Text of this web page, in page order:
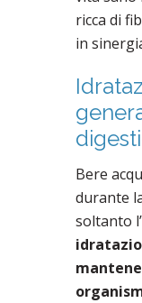
ricca di
in
Bere
durante
soltanto